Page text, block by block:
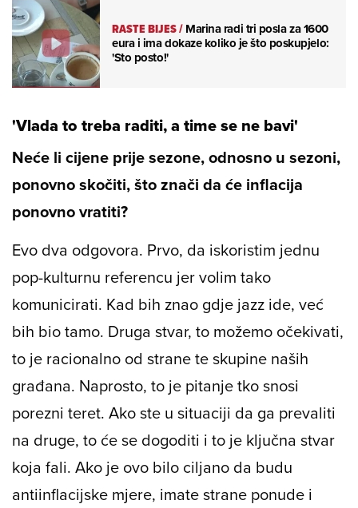
RASTE BIJES/Marina radi tri posla za 1600
eura i ima dokaze koliko je što poskupjelo:
'Sto posto!'
'Vlada to treba raditi, a time se ne bavi'
Neće li cijene prije sezone, odnosno u sezoni,
ponovno skočiti, što znači da će inflacija
ponovno vratiti?
Evo dva odgovora. Prvo, da iskoristim jednu
pop-kulturnu referencu jer volim tako
komunicirati. Kad bih znao gdje jazz ide, već
bih bio tamo. Druga stvar, to možemo očekivati,
to je racionalno od strane te skupine naših
građana. Naprosto, to je pitanje tko snosi
porezni teret. Ako ste u situaciji da ga prevaliti
na druge, to će se dogoditi i to je ključna stvar
koja fali. Ako je ovo bilo ciljano da budu
antiinflacijske mjere, imate strane ponude i